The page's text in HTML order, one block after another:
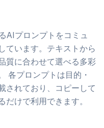
AIプロンプトをコミュ
います。 テキストから
質に合わせて選べる多彩
各プロンプトは目的・
されており、コピーして
けで利用できます。